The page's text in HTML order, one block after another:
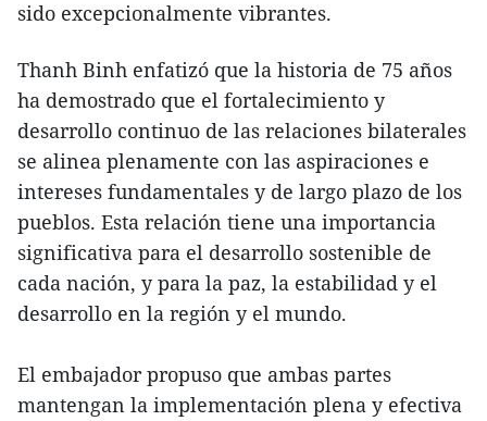
sido excepcionalmente vibrantes.
Thanh Binh enfatizó que la historia de 75 años
ha demostrado que el fortalecimiento y
desarrollo continuo de las relaciones bilaterales
se alinea plenamente con las aspiraciones e
intereses fundamentales y de largo plazo de los
pueblos. Esta relación tiene una importancia
significativa para el desarrollo sostenible de
cada nación, y para la paz, la estabilidad y el
desarrollo en la región y el mundo.
El embajador propuso que ambas partes
mantengan la implementación plena y efectiva